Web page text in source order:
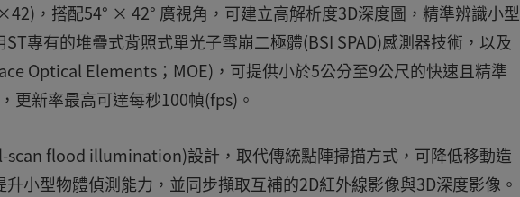
，搭配54° × 42° 廣視角，可建立高解析度3D深度圖，精準辨識小型
專有的堆疊式背照式單光子雪崩二極體(BSI SPAD)感測器技術，以及
Optical Elements；MOE)，可提供小於5公分至9公尺的快速且精準
更新率最高可達每秒100幀(fps)。
scan flood illumination)設計，取代傳統點陣掃描方式，可降低移動造
小型物體偵測能力，並同步擷取互補的2D紅外線影像與3D深度影像。